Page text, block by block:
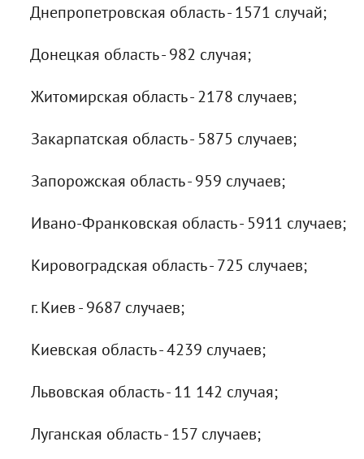
Днепропетровская область - 1571 случай;
Донецкая область - 982 случая;
Житомирская область - 2178 случаев;
Закарпатская область - 5875 случаев;
Запорожская область - 959 случаев;
Ивано-Франковская область - 5911 случаев;
Кировоградская область - 725 случаев;
г. Киев - 9687 случаев;
Киевская область - 4239 случаев;
Львовская область - 11 142 случая;
Луганская область - 157 случаев;